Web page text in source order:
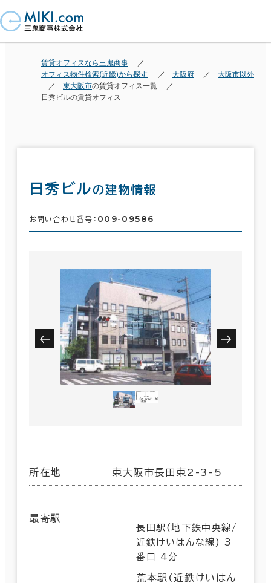
賃貸オフィスなら三鬼商事
オフィス物件検索(近畿)から探す
大阪府
大阪市以外
東大阪市の賃貸オフィス一覧
日秀ビルの賃貸オフィス
日秀ビルの建物情報
お問い合わせ番号： 009-09586
所在地 東大阪市長田東2-3-5
最寄駅
長田駅(地下鉄中央線/
近鉄けいはんな線) 3
番口 4分
荒本駅(近鉄けいはん